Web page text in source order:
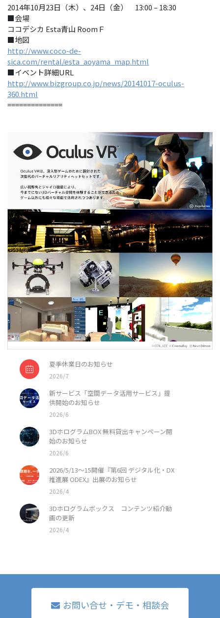
夏季休業日のお知らせ
2026/7
新サービス「空間データ活用サービス」提
供開始のお知らせ
2026/6
3DホログラムBOX 無料貸出キャンペーン開
始のお知らせ
2026/6
2026/5/13〜15開催『第6回 デジタル化・DX
推進展 ODEX』出展のお知らせ
2026/4
3Dホログラムボックス コンテンツ紹介動
画の更新
2026/4
2014年10月23日（木）、24日（金） 13:00 – 18:30
■会場
ココデシカ Esta青山 RoomＦ
■地図
http://www.coco-de-
sica.com/rental/esta_aoyama_map.html
■イベント詳細URL
http://www.bizgroup.co.jp/news/20141017-oculus-
360.html
==============
お問い合せ・デモ・相談会